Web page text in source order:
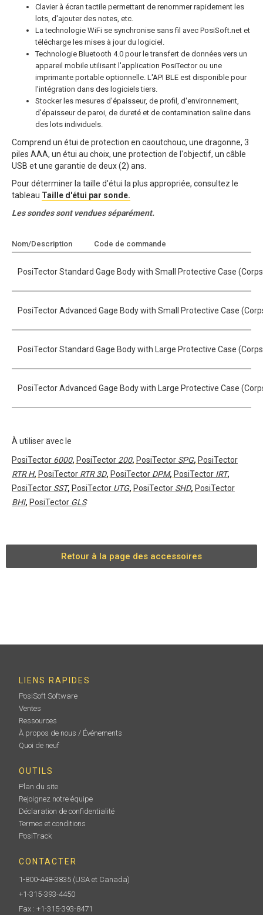
Clavier à écran tactile permettant de renommer rapidement les
lots, d'ajouter des notes, etc.
La technologie WiFi se synchronise sans fil avec PosiSoft.net et
télécharge les mises à jour du logiciel.
Technologie Bluetooth 4.0 pour le transfert de données vers un
appareil mobile utilisant l'application PosiTector ou une
imprimante portable optionnelle. L'API BLE est disponible pour
l'intégration dans des logiciels tiers.
Stocker les mesures d'épaisseur, de profil, d'environnement,
d'épaisseur de paroi, de dureté et de contamination saline dans
des lots individuels.
Comprend un étui de protection en caoutchouc, une dragonne, 3
piles AAA, un étui au choix, une protection de l'objectif, un câble
USB et une garantie de deux (2) ans.
Pour déterminer la taille d'étui la plus appropriée, consultez le
tableau Taille d'étui par sonde.
Les sondes sont vendues séparément.
Nom/Description Code de commande
PosiTector Standard Gage Body with Small Protective Case
PosiTector Advanced Gage Body with Small Protective Case
PosiTector Standard Gage Body with Large Protective Case
PosiTector Advanced Gage Body with Large Protective Case
À utiliser avec le
PosiTector 6000, PosiTector 200, PosiTector SPG, PosiTector
RTR H, PosiTector RTR 3D, PosiTector DPM, PosiTector IRT,
PosiTector SST, PosiTector UTG, PosiTector SHD, PosiTector
BHI, PosiTector GLS
Retour à la page des accessoires
LIENS RAPIDES
PosiSoft Software
Ventes
Ressources
À propos de nous / Événements
Quoi de neuf
OUTILS
Plan du site
Rejoignez notre équipe
Déclaration de confidentialité
Termes et conditions
PosiTrack
CONTACTER
1-800-448-3835 (USA et Canada)
+1-315-393-4450
Fax : +1-315-393-8471